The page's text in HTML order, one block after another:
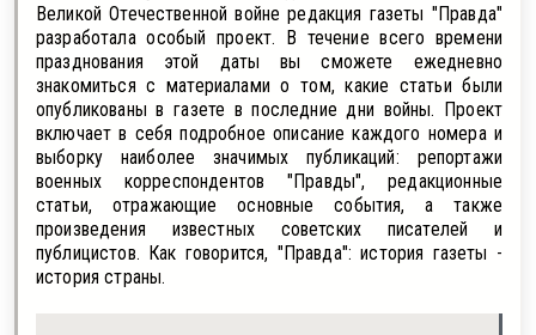
Великой Отечественной войне редакция газеты "Правда"
разработала особый проект. В течение всего времени
празднования этой даты вы сможете ежедневно
знакомиться с материалами о том, какие статьи были
опубликованы в газете в последние дни войны. Проект
включает в себя подробное описание каждого номера и
выборку наиболее значимых публикаций: репортажи
военных корреспондентов "Правды", редакционные
статьи, отражающие основные события, а также
произведения известных советских писателей и
публицистов. Как говорится, "Правда": история газеты -
история страны.